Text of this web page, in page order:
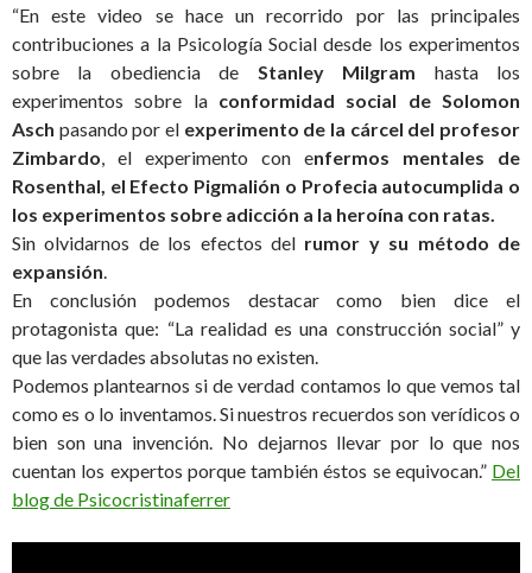
“En este video se hace un recorrido por las principales
contribuciones a la Psicología Social desde los experimentos
sobre la obediencia de Stanley Milgram hasta los
experimentos sobre la conformidad social de Solomon
Asch pasando por el experimento de la cárcel del profesor
Zimbardo, el experimento con enfermos mentales de
Rosenthal, el Efecto Pigmalión o Profecia autocumplida o
los experimentos sobre adicción a la heroína con ratas.
Sin olvidarnos de los efectos del rumor y su método de
expansión.
En conclusión podemos destacar como bien dice el
protagonista que: “La realidad es una construcción social” y
que las verdades absolutas no existen.
Podemos plantearnos si de verdad contamos lo que vemos tal
como es o lo inventamos. Si nuestros recuerdos son verídicos o
bien son una invención. No dejarnos llevar por lo que nos
cuentan los expertos porque también éstos se equivocan.” Del
blog de Psicocristinaferrer